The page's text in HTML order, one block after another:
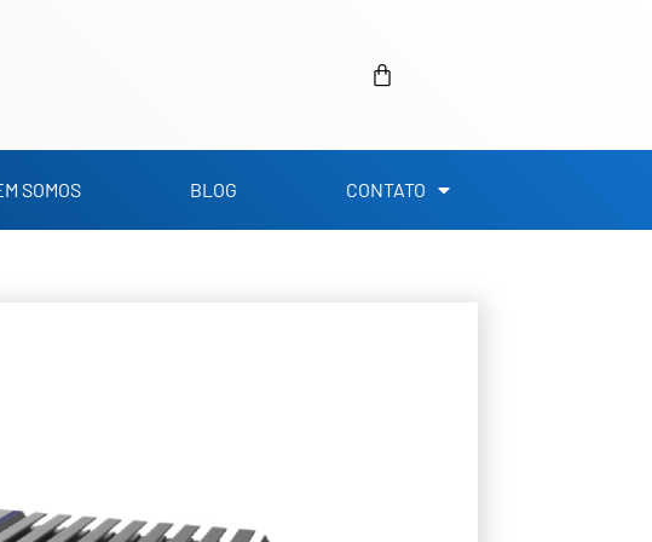
Carrinho
SOMOS BLOG CONTATO